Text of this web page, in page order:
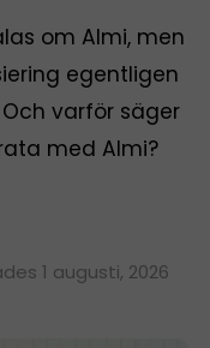
om Almi, men
egentligen
varför säger
med Almi?
1 augusti, 2026